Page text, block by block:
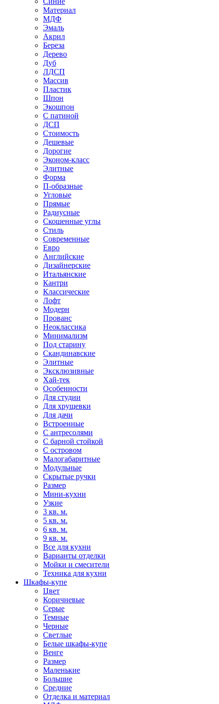
Материал
МДФ
Эмаль
Акрил
Береза
Дерево
Дуб
ЛДСП
Массив
Пластик
Шпон
Экошпон
С патиной
ДСП
Стоимость
Дешевые
Дорогие
Эконом-класс
Элитные
Форма
П-образные
Угловые
Прямые
Радиусные
Скошенные углы
Стиль
Современные
Евро
Английские
Дизайнерские
Итальянские
Кантри
Классические
Лофт
Модерн
Прованс
Неоклассика
Минимализм
Под старину
Скандинавские
Элитные
Эксклюзивные
Хай-тек
Особенности
Для студии
Для хрущевки
Для дачи
Встроенные
С антресолями
С барной стойкой
С островом
Малогабаритные
Модульные
Скрытые ручки
Размер
Мини-кухни
Узкие
3 кв. м.
5 кв. м.
6 кв. м.
9 кв. м.
Все для кухни
Варианты отделки
Мойки и смесители
Техника для кухни
Шкафы-купе
Цвет
Коричневые
Серые
Темные
Черные
Светлые
Белые шкафы-купе
Венге
Размер
Маленькие
Большие
Средние
Отделка и материал